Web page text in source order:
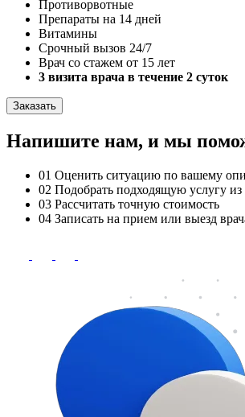
Противорвотные
Препараты на 14 дней
Витамины
Срочный вызов 24/7
Врач со стажем от 15 лет
3 визита врача в течение 2 суток
Заказать
Напишите нам, и мы
01 Оценить ситуацию по вашему
02 Подобрать подходящую услугу из
03 Рассчитать точную стоимость
04 Записать на прием или выезд